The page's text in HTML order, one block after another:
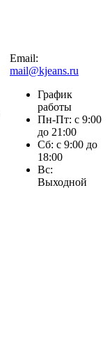
Email:
mail@kjeans.ru
График
работы
Пн-Пт: с 9:00
до 21:00
Сб: с 9:00 до
18:00
Вс:
Выходной